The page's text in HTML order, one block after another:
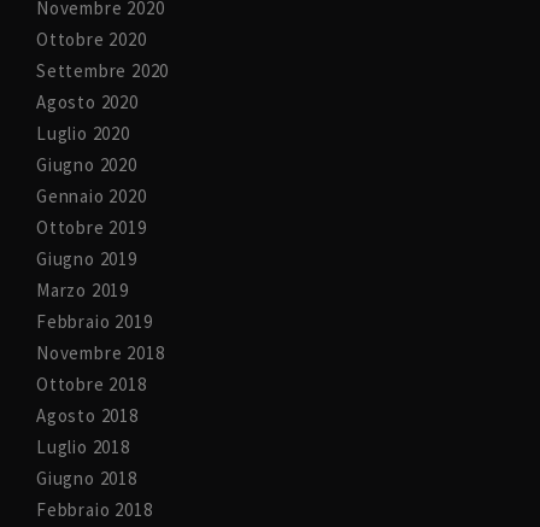
Novembre 2020
Ottobre 2020
Settembre 2020
Agosto 2020
Luglio 2020
Giugno 2020
Gennaio 2020
Ottobre 2019
Giugno 2019
Marzo 2019
Febbraio 2019
Novembre 2018
Ottobre 2018
Agosto 2018
Luglio 2018
Giugno 2018
Febbraio 2018